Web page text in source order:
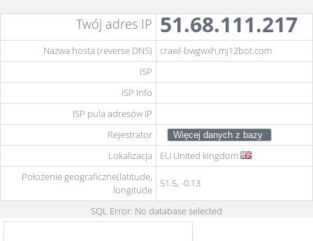
Twój adres IP 51.68.111.217
Nazwa hosta (reverse DNS)
crawl-bwgwxh.mj12bot.com
ISP
ISP Info
ISP pula adresów IP
Rejestrator
Lokalizacja
EU United kingdom
Położenie geograficzne(latitude,
longitude
51.5, -0.13
SQL Error: No database selected